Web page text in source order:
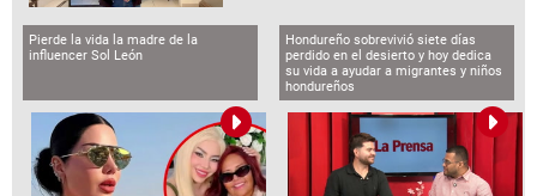
Pierde la vida la madre de la
influencer Sol León
Hondureño sobrevivió siete días
perdido en el desierto y hoy dedica
su vida a ayudar a migrantes y niños
hondureños